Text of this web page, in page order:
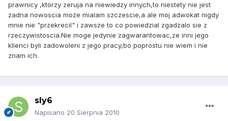
prawnicy ,ktorzy zeruja na niewiedzy innych,to niestety nie jest
zadna nowoscia moze mialam szczescie,a ale moj adwokat nigdy
mnie nie "przekrecil" i zawsze to co powiedzial zgadzalo sie z
rzeczywistoscia.Nie moge jedynie zagwarantowac,ze inni jego
klienci byli zadowoleni z jego pracy,bo poprostu nie wiem i nie
znam ich.
sly6
Napisano 20 Sierpnia 2010